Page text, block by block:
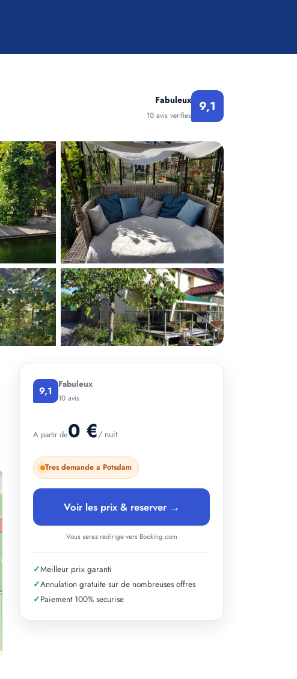
Fabuleux
10 avis verifies
9,1
+ 2 photos
9,1 Fabuleux
10 avis
A partir de0 €/ nuit
Tres demande a Potsdam
Voir les prix & reserver →
Vous serez redirige vers Booking.com
✓Meilleur prix garanti
✓Annulation gratuite sur de nombreuses offres
✓Paiement 100% securise